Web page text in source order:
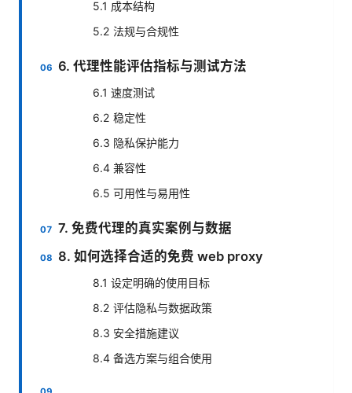
5.1 成本结构
5.2 法规与合规性
6. 代理性能评估指标与测试方法
6.1 速度测试
6.2 稳定性
6.3 隐私保护能力
6.4 兼容性
6.5 可用性与易用性
7. 免费代理的真实案例与数据
8. 如何选择合适的免费 web proxy
8.1 设定明确的使用目标
8.2 评估隐私与数据政策
8.3 安全措施建议
8.4 备选方案与组合使用